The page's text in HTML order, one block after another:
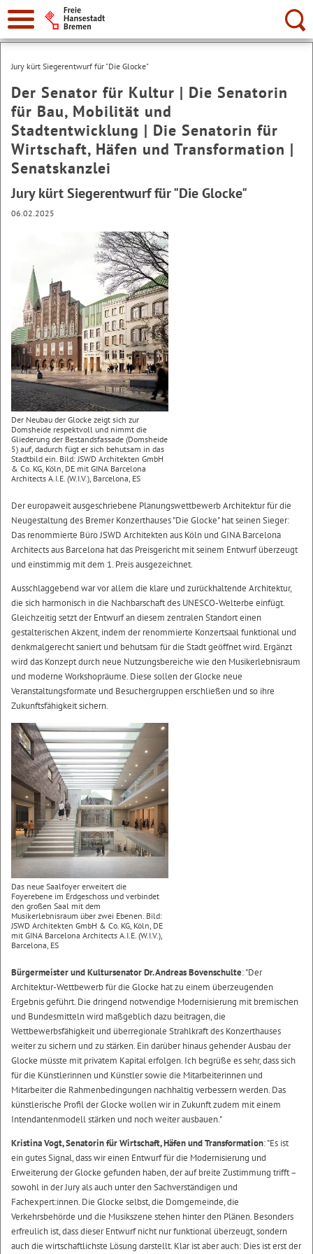
Suche:
Jury kürt Siegerentwurf für "Die Glocke"
Der Senator für Kultur | Die Senatorin
für Bau, Mobilität und
Stadtentwicklung | Die Senatorin für
Wirtschaft, Häfen und Transformation |
Senatskanzlei
Jury kürt Siegerentwurf für "Die Glocke"
06.02.2025
Der Neubau der Glocke zeigt sich zur
Domsheide respektvoll und nimmt die
Gliederung der Bestandsfassade (Domsheide
5) auf, dadurch fügt er sich behutsam in das
Stadtbild ein. Bild: JSWD Architekten GmbH
& Co. KG, Köln, DE mit GINA Barcelona
Architects A.I.E. (W.I.V.), Barcelona, ES
Der europaweit ausgeschriebene Planungswettbewerb Architektur für die
Neugestaltung des Bremer Konzerthauses "Die Glocke" hat seinen Sieger:
Das renommierte Büro JSWD Architekten aus Köln und GINA Barcelona
Architects aus Barcelona hat das Preisgericht mit seinem Entwurf überzeugt
und einstimmig mit dem 1. Preis ausgezeichnet.
Ausschlaggebend war vor allem die klare und zurückhaltende Architektur,
die sich harmonisch in die Nachbarschaft des UNESCO-Welterbe einfügt.
Gleichzeitig setzt der Entwurf an diesem zentralen Standort einen
gestalterischen Akzent, indem der renommierte Konzertsaal funktional und
denkmalgerecht saniert und behutsam für die Stadt geöffnet wird. Ergänzt
wird das Konzept durch neue Nutzungsbereiche wie den Musikerlebnisraum
und moderne Workshopräume. Diese sollen der Glocke neue
Veranstaltungsformate und Besuchergruppen erschließen und so ihre
Zukunftsfähigkeit sichern.
Das neue Saalfoyer erweitert die
Foyerebene im Erdgeschoss und verbindet
den großen Saal mit dem
Musikerlebnisraum über zwei Ebenen. Bild:
JSWD Architekten GmbH & Co. KG, Köln, DE
mit GINA Barcelona Architects A.I.E. (W.I.V.),
Barcelona, ES
Bürgermeister und Kultursenator Dr. Andreas Bovenschulte: "Der
Architektur-Wettbewerb für die Glocke hat zu einem überzeugenden
Ergebnis geführt. Die dringend notwendige Modernisierung mit bremischen
und Bundesmitteln wird maßgeblich dazu beitragen, die
Wettbewerbsfähigkeit und überregionale Strahlkraft des Konzerthauses
weiter zu sichern und zu stärken. Ein darüber hinaus gehender Ausbau der
Glocke müsste mit privatem Kapital erfolgen. Ich begrüße es sehr, dass sich
für die Künstlerinnen und Künstler sowie die Mitarbeiterinnen und
Mitarbeiter die Rahmenbedingungen nachhaltig verbessern werden. Das
künstlerische Profil der Glocke wollen wir in Zukunft zudem mit einem
Intendantenmodell stärken und noch weiter ausbauen."
Kristina Vogt, Senatorin für Wirtschaft, Häfen und Transformation: "Es ist
ein gutes Signal, dass wir einen Entwurf für die Modernisierung und
Erweiterung der Glocke gefunden haben, der auf breite Zustimmung trifft –
sowohl in der Jury als auch unter den Sachverständigen und
Fachexpert:innen. Die Glocke selbst, die Domgemeinde, die
Verkehrsbehörde und die Musikszene stehen hinter den Plänen. Besonders
erfreulich ist, dass dieser Entwurf nicht nur funktional überzeugt, sondern
auch die wirtschaftlichste Lösung darstellt. Klar ist aber auch: Dies ist erst der